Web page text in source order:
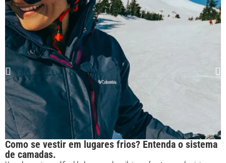
Como se vestir em lugares frios? Entenda o sistema
de camadas.